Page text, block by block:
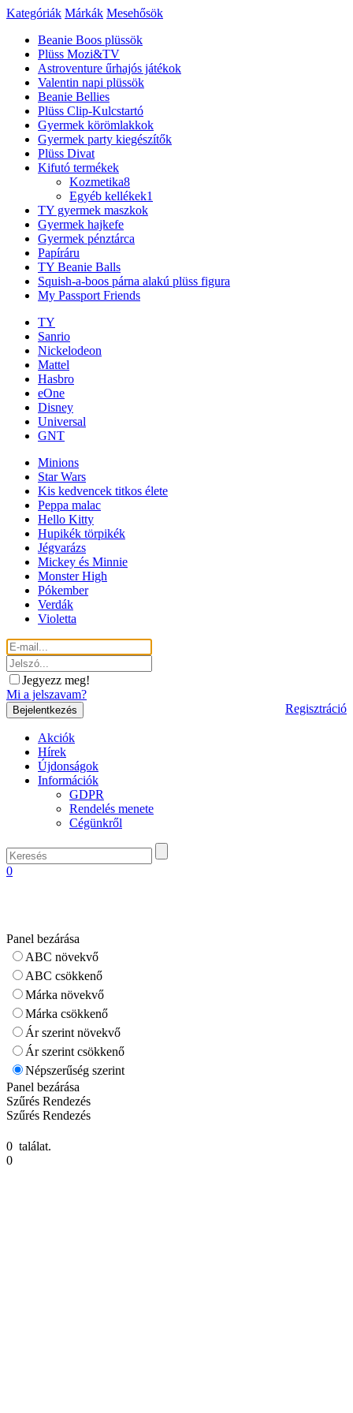
Kategóriák Márkák Mesehősök
Beanie Boos plüssök
Plüss Mozi&TV
Astroventure űrhajós játékok
Valentin napi plüssök
Beanie Bellies
Plüss Clip-Kulcstartó
Gyermek körömlakkok
Gyermek party kiegészítők
Plüss Divat
Kifutó termékek
Kozmetika8
Egyéb kellékek1
TY gyermek maszkok
Gyermek hajkefe
Gyermek pénztárca
Papíráru
TY Beanie Balls
Squish-a-boos párna alakú plüss figura
My Passport Friends
TY
Sanrio
Nickelodeon
Mattel
Hasbro
eOne
Disney
Universal
GNT
Minions
Star Wars
Kis kedvencek titkos élete
Peppa malac
Hello Kitty
Hupikék törpikék
Jégvarázs
Mickey és Minnie
Monster High
Pókember
Verdák
Violetta
Jegyezz meg!
Mi a jelszavam?
Regisztráció
Akciók
Hírek
Újdonságok
Információk
GDPR
Rendelés menete
Cégünkről
0
Panel bezárása
ABC növekvő
ABC csökkenő
Márka növekvő
Márka csökkenő
Ár szerint növekvő
Ár szerint csökkenő
Népszerűség szerint
Panel bezárása
Szűrés Rendezés
Szűrés Rendezés
0 találat.
0